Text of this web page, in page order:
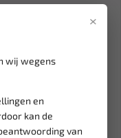
×
wij wegens
en
kan de
van
centreerpen 70065
24,89
Ex. btw: € 20,57